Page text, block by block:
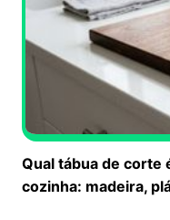
Qual tábua de corte
cozinha: madeira,